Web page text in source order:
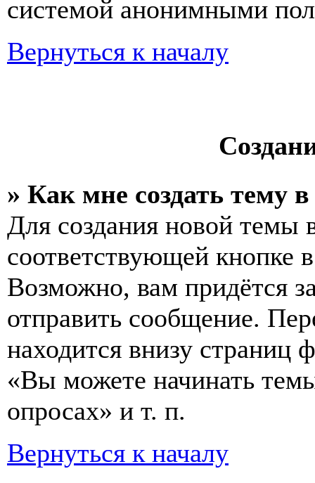
системой анонимными
Вернуться к началу
» Как мне создать тему
Для создания новой темы
соответствующей кнопке
Возможно, вам придётся
отправить сообщение.
находится внизу
«Вы можете начинать
опросах» и т. п.
Вернуться к началу